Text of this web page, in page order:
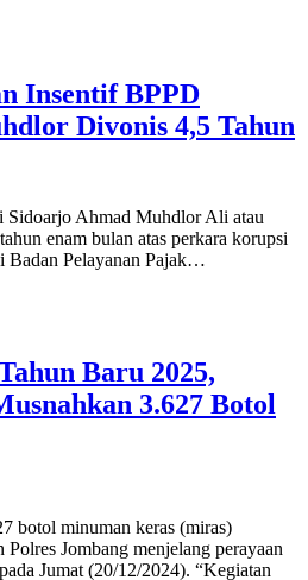
Insentif BPPD
Divonis 4,5 Tahun
Sidoarjo Ahmad Muhdlor Ali atau
enam bulan atas perkara korupsi
Badan Pelayanan Pajak…
Baru 2025,
3.627 Botol
botol minuman keras (miras)
Jombang menjelang perayaan
Jumat (20/12/2024). “Kegiatan